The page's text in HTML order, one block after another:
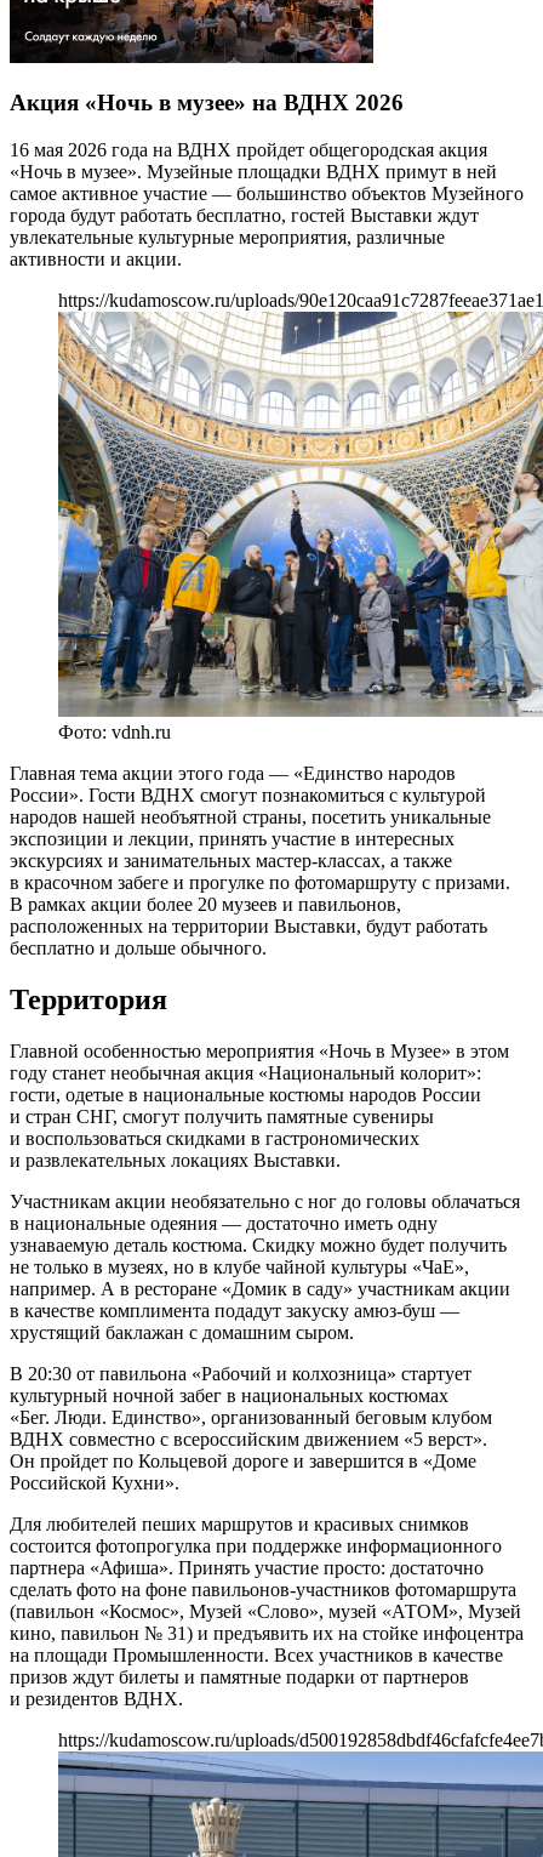
Акция «Ночь в музее» на ВДНХ 2026
16 мая 2026 года на ВДНХ пройдет общегородская акция
«Ночь в музее». Музейные площадки ВДНХ примут в ней
самое активное участие — большинство объектов Музейного
города будут работать бесплатно, гостей Выставки ждут
увлекательные культурные мероприятия, различные
активности и акции.
https://kudamoscow.ru/uploads/
Фото: vdnh.ru
Главная тема акции этого года — «Единство народов
России». Гости ВДНХ смогут познакомиться с культурой
народов нашей необъятной страны, посетить уникальные
экспозиции и лекции, принять участие в интересных
экскурсиях и занимательных мастер-классах, а также
в красочном забеге и прогулке по фотомаршруту с призами.
В рамках акции более 20 музеев и павильонов,
расположенных на территории Выставки, будут работать
бесплатно и дольше обычного.
Территория
Главной особенностью мероприятия «Ночь в Музее» в этом
году станет необычная акция «Национальный колорит»:
гости, одетые в национальные костюмы народов России
и стран СНГ, смогут получить памятные сувениры
и воспользоваться скидками в гастрономических
и развлекательных локациях Выставки.
Участникам акции необязательно с ног до головы облачаться
в национальные одеяния — достаточно иметь одну
узнаваемую деталь костюма. Скидку можно будет получить
не только в музеях, но в клубе чайной культуры «ЧаЕ»,
например. А в ресторане «Домик в саду» участникам акции
в качестве комплимента подадут закуску амюз-буш —
хрустящий баклажан с домашним сыром.
В 20:30 от павильона «Рабочий и колхозница» стартует
культурный ночной забег в национальных костюмах
«Бег. Люди. Единство», организованный беговым клубом
ВДНХ совместно с всероссийским движением «5 верст».
Он пройдет по Кольцевой дороге и завершится в «Доме
Российской Кухни».
Для любителей пеших маршрутов и красивых снимков
состоится фотопрогулка при поддержке информационного
партнера «Афиша». Принять участие просто: достаточно
сделать фото на фоне павильонов-участников фотомаршрута
(павильон «Космос», Музей «Слово», музей «АТОМ», Музей
кино, павильон № 31) и предъявить их на стойке инфоцентра
на площади Промышленности. Всех участников в качестве
призов ждут билеты и памятные подарки от партнеров
и резидентов ВДНХ.
https://kudamoscow.ru/uploads/